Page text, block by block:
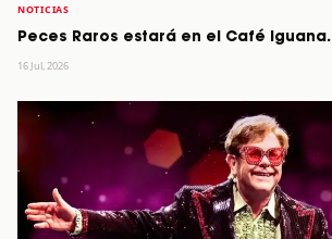
NOTICIAS
Peces Raros estará en el Café Iguana.
16 Jul, 2026